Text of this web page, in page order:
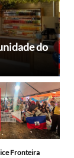
do
Fronteira